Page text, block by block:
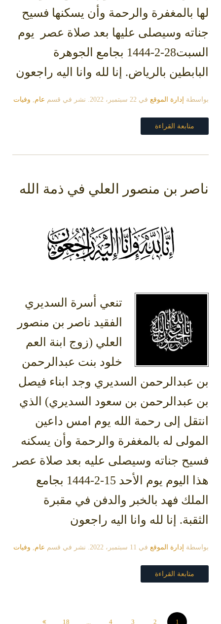
لها بالمغفرة والرحمة وأن يسكنها فسيح
جناته وسيصلى عليها بعد صلاة عصر يوم
السبت28-2-1444 بجامع الجوهرة
البابطين بالرياض. إنا لله وانا اليه راجعون
بواسطة إدارة الموقع في 22 سبتمبر، 2022 . نشر في قسم عام وفيات
متابعة القراءة
ناصر بن منصور العلي في ذمة الله
تنعي أسرة السديري
الفقيد ناصر بن منصور
العلي (زوج ابنة العم
خلود بنت عبدالرحمن
بن عبدالرحمن السديري وجد ابناء فيصل
بن عبدالرحمن بن سعود السديري) الذي
انتقل إلى رحمة الله يوم امس داعين
المولى له بالمغفرة والرحمة وأن يسكنه
فسيح جناته وسيصلى عليه بعد صلاة عصر
هذا اليوم يوم الأحد 15-2-1444 بجامع
الملك فهد بالخبر والدفن في مقبرة
الثقبة. إنا لله وانا اليه راجعون
بواسطة إدارة الموقع في 11 سبتمبر، 2022 . نشر في قسم عام وفيات
متابعة القراءة
1
2
3
4
18